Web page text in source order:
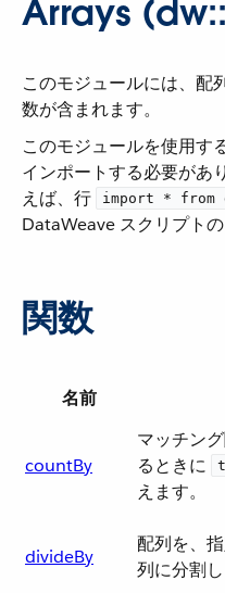
Arrays
このモジュールには、配
数が含まれます。
このモジュールを使用す
インポートする必要があ
えば、行 ​
import * from
DataWeave スクリプト
関数
名前
countBy
マッチン
るときに ​
えます。
divideBy
配列を、
列に分割し